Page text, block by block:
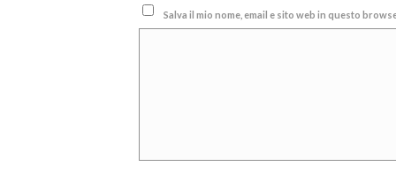
Salva il mio nome, email e sito web in questo